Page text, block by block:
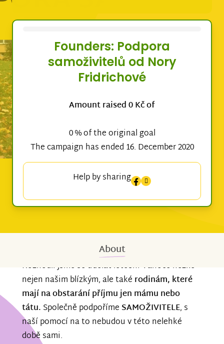
Founders: Podpora
samoživitelů od Nory
Fridrichové
Amount raised 0 Kč of
0 % of the original goal
The campaign has ended 16. December 2020
Help by sharing
About
Rozhodli jsme se udělat letošní Vánoce hezké
nejen našim blízkým, ale také rodinám, které
mají na obstarání příjmu jen mámu nebo
tátu. Společně podpoříme SAMOŽIVITELE, s
naší pomocí na to nebudou v této nelehké
době sami.